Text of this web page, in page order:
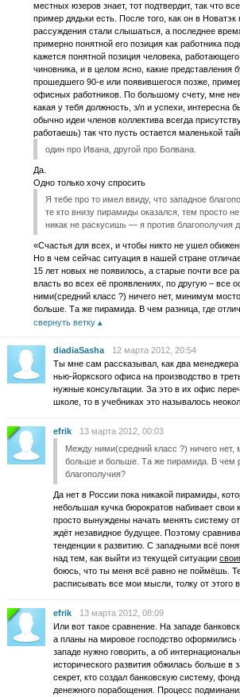
местных юзеров знает, тот подтвердит, так что
пример дядьки есть. После того, как он в Новатэк
рассуждения стали слышаться, а последнее
примерно понятной его позиция как работника
кажется понятной позиция человека,
чиновника, и в целом ясно, какие представления
прошедшего 90-е или появившегося позже,
офисных работников. По большому счету, мне
какая у тебя должность, з/п и успехи, интересна
обычно идеи членов коллектива всегда
работаешь) так что пусть остается маленькой
один про Ивана, другой про Болвана.
Да.
Одно только хочу спросить
Я тебе про то имел ввиду, что западное
те кто внизу пирамиды оказался, тем просто
никак не раскусишь — я против благополучия
«Счастья для всех, и чтобы никто не ушел
Но в чем сейчас ситуация в нашей стране
15 лет новых не появилось, а старые почти все
власть во всех её проявлениях, по другую – все
ними(средний класс ?) ничего нет, минимум
больше. Та же пирамида. В чем разница, где
свернуть ветку
diadiaSasha
12 марта 2012, 20:54
Ты мне сам рассказывал, как два
нью-йоркского офиса на производство в
нужные консультации. За это в их офис
школе, то в учебниках это называлось
efrik
13 марта 2012, 00:03
Между ними(средний класс ?) ничего
больше и больше. Та же пирамида. В чем
благополучия?
Да нет в России пока никакой пирамиды,
небольшая кучка бюрократов набивает
просто вынуждены начать менять систему
ждёт незавидное будущее. Поэтому
тенденции к развитию. С западными всё
над тем, как выйти из текущей ситуации
боюсь, что ты меня всё равно не поймёшь.
расписывать все мои мысли, толку от этого
efrik
13 марта 2012, 08:09
Или вот такое сравнение. На западе
а планы на мировое господство
западе нужно говорить, а об
исторического развития обжилась больше
секрет, кто создал банковскую систему,
денежного порабощения. Процесс